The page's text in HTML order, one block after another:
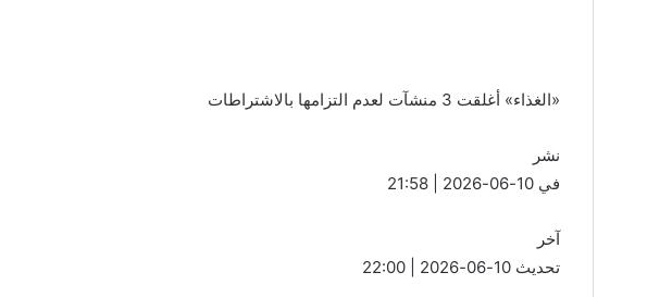
«الغذاء» أغلقت 3 منشآت لعدم التزامها بالاشتراطات
نشر
في 10-06-2026 | 21:58
آخر
تحديث 10-06-2026 | 22:00